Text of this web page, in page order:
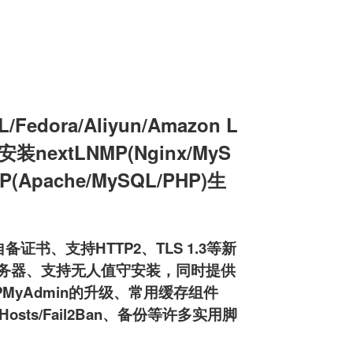
Fedora/Aliyun/Amazon L
装nextLNMP(Nginx/MyS
MySQL/PHP)生
证书、支持HTTP2、TLS 1.3等新
器、支持无人值守安装，同时提供
的升级、常用缓存组件
Fail2Ban、备份等许多实用脚